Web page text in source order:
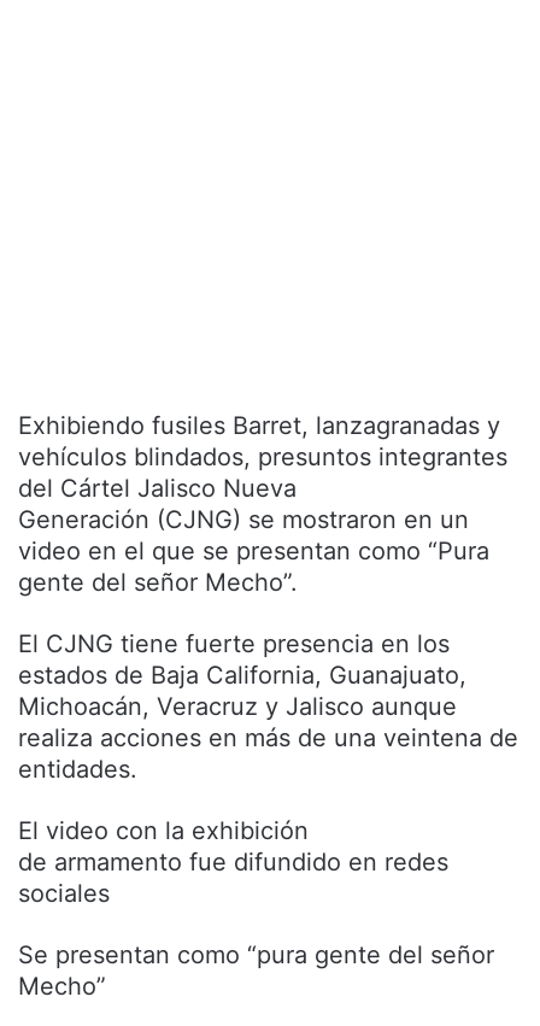
Exhibiendo fusiles Barret, lanzagranadas y
vehículos blindados, presuntos integrantes
del Cártel Jalisco Nueva
Generación (CJNG) se mostraron en un
video en el que se presentan como “Pura
gente del señor Mecho”.
El CJNG tiene fuerte presencia en los
estados de Baja California, Guanajuato,
Michoacán, Veracruz y Jalisco aunque
realiza acciones en más de una veintena de
entidades.
El video con la exhibición
de armamento fue difundido en redes
sociales
Se presentan como “pura gente del señor
Mecho”